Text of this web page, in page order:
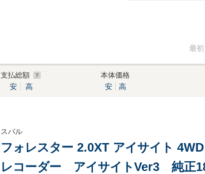
最初
支払総額
安
高
本体価格
安
高
スバル
フォレスター 2.0XT アイサイト
レコーダー アイサイトVer3 純正